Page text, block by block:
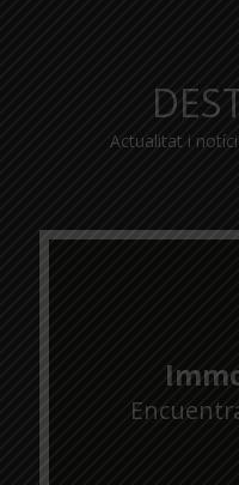
Actualitat i